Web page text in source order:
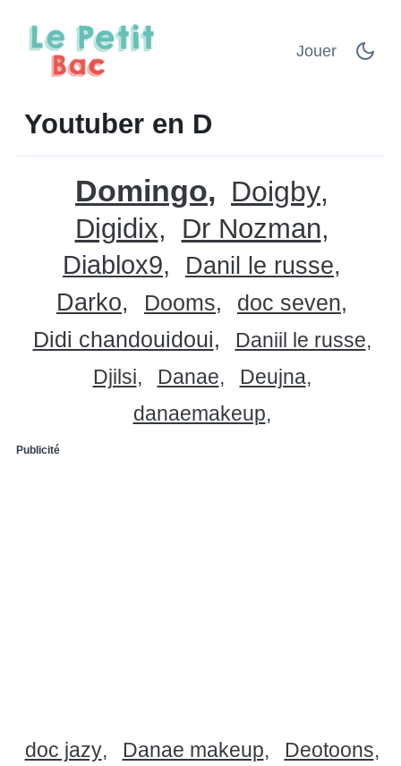
Jouer
Youtuber en D
Domingo Doigby
Digidix Dr Nozman
Diablox9
Danil le russe
Darko
Dooms
doc seven
Didi chandouidoui
Daniil le russe
Djilsi
Danae
Deujna
danaemakeup
Publicité
doc jazy Danae makeup
Deotoons